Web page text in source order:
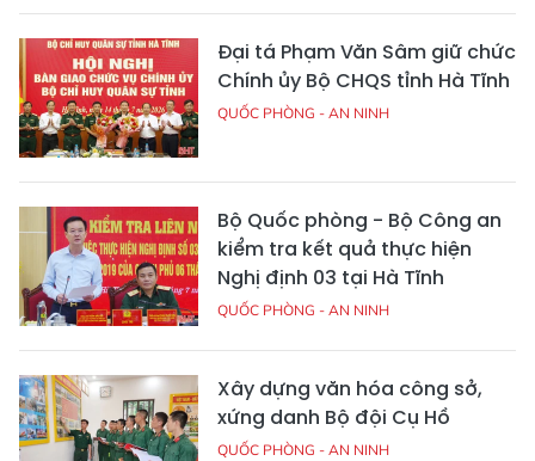
Đại tá Phạm Văn Sâm giữ chức
Chính ủy Bộ CHQS tỉnh Hà Tĩnh
QUỐC PHÒNG - AN NINH
Bộ Quốc phòng - Bộ Công an
kiểm tra kết quả thực hiện
Nghị định 03 tại Hà Tĩnh
QUỐC PHÒNG - AN NINH
Xây dựng văn hóa công sở,
xứng danh Bộ đội Cụ Hồ
QUỐC PHÒNG - AN NINH